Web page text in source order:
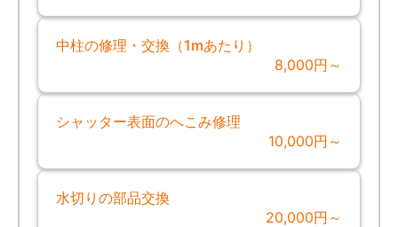
中柱の修理・交換（1mあたり）
8,000円～
シャッター表面のへこみ修理
10,000円～
水切りの部品交換
20,000円～